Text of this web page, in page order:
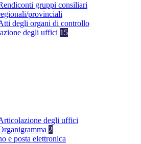
gruppi consiliari
provinciali
degli organi di controllo
degli uffici 15
degli uffici
2
e posta elettronica